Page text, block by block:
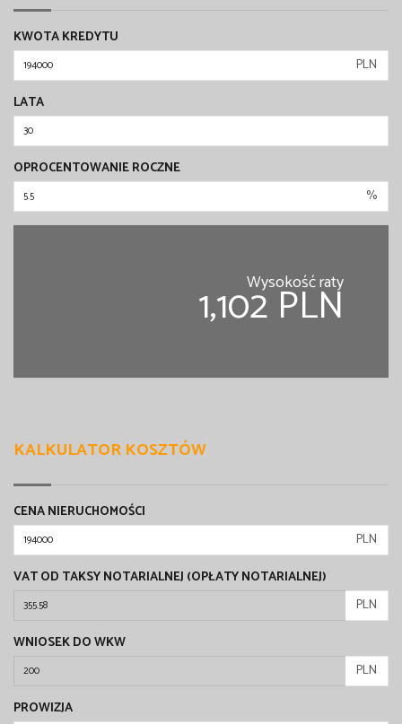
KWOTA KREDYTU
PLN
LATA
OPROCENTOWANIE ROCZNE
%
Wysokość raty
1,102 PLN
KALKULATOR KOSZTÓW
CENA NIERUCHOMOŚCI
PLN
VAT OD TAKSY NOTARIALNEJ (OPŁATY NOTARIALNEJ)
PLN
WNIOSEK DO WKW
PLN
PROWIZJA